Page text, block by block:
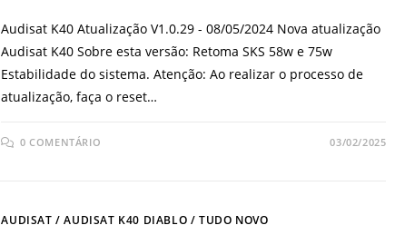
Audisat K40 Atualização V1.0.29 - 08/05/2024 Nova atualização
Audisat K40 Sobre esta versão: Retoma SKS 58w e 75w
Estabilidade do sistema. Atenção: Ao realizar o processo de
atualização, faça o reset…
0 COMENTÁRIO 03/02/2025
AUDISAT /AUDISAT K40 DIABLO / TUDO NOVO